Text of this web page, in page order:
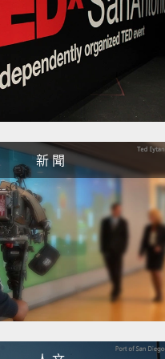
新 聞